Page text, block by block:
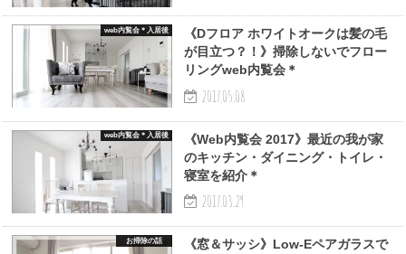
web内覧会＊入居後
《Dフロア ホワイトオークは髪の毛
が目立つ？！》掃除しないでフロー
リングweb内覧会＊
2017.05.08
web内覧会＊入居後
《Web内覧会 2017》最近の我が家
のキッチン・ダイニング・トイレ・
寝室を紹介＊
2017.03.29
お掃除の話
《窓＆サッシ》Low-Eペアガラスで